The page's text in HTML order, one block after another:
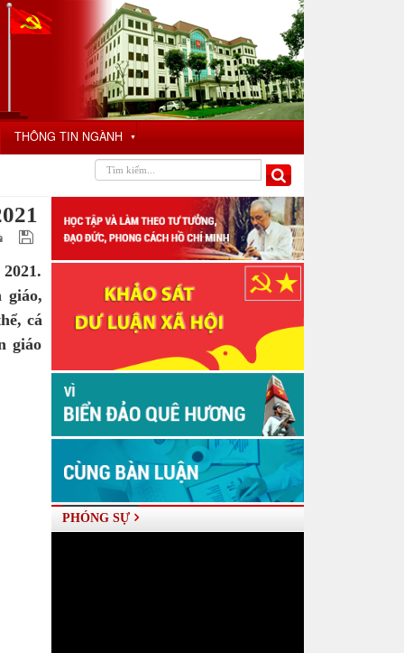
THÔNG TIN NGÀNH ▼
giáo,
cá
giáo
PHÓNG SỰ